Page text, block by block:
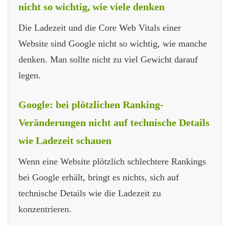
nicht so wichtig, wie viele denken
Die Ladezeit und die Core Web Vitals einer
Website sind Google nicht so wichtig, wie manche
denken. Man sollte nicht zu viel Gewicht darauf
legen.
Google: bei plötzlichen Ranking-
Veränderungen nicht auf technische Details
wie Ladezeit schauen
Wenn eine Website plötzlich schlechtere Rankings
bei Google erhält, bringt es nichts, sich auf
technische Details wie die Ladezeit zu
konzentrieren.